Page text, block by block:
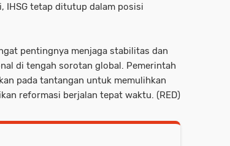
IHSG tetap ditutup dalam posisi
pentingnya menjaga stabilitas dan
di tengah sorotan global. Pemerintah
pada tantangan untuk memulihkan
reformasi berjalan tepat waktu. (RED)